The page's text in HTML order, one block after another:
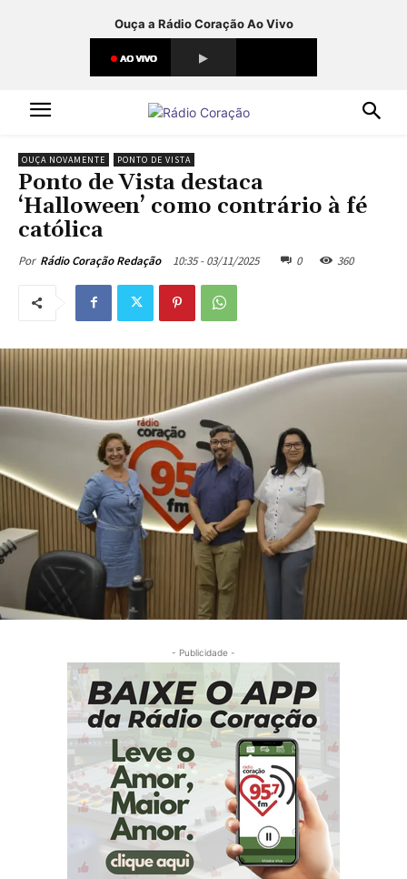
Ouça a Rádio Coração Ao Vivo
OUÇA NOVAMENTE PONTO DE VISTA
Ponto de Vista destaca
‘Halloween’ como contrário à fé
católica
Por Rádio Coração Redação 10:35 - 03/11/2025 0 360
- Publicidade -